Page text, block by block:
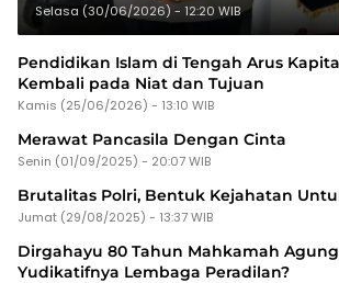
Selasa (30/06/2026) - 12:20 WIB
Pendidikan Islam di Tengah Arus
Kembali pada Niat dan Tujuan
Kamis (25/06/2026) - 13:10 WIB
Merawat Pancasila Dengan Cinta
Senin (01/09/2025) - 20:07 WIB
Brutalitas Polri, Bentuk Kejahatan
Jumat (29/08/2025) - 13:37 WIB
Dirgahayu 80 Tahun Mahkamah
Yudikatifnya Lembaga Peradilan?